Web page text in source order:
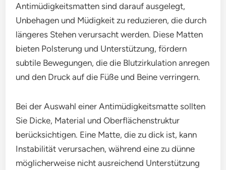
Antimüdigkeitsmatten sind darauf ausgelegt,
Unbehagen und Müdigkeit zu reduzieren, die durch
längeres Stehen verursacht werden. Diese Matten
bieten Polsterung und Unterstützung, fördern
subtile Bewegungen, die die Blutzirkulation anregen
und den Druck auf die Füße und Beine verringern.
Bei der Auswahl einer Antimüdigkeitsmatte sollten
Sie Dicke, Material und Oberflächenstruktur
berücksichtigen. Eine Matte, die zu dick ist, kann
Instabilität verursachen, während eine zu dünne
möglicherweise nicht ausreichend Unterstützung